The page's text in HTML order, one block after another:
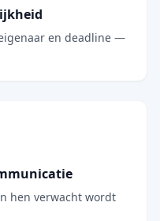
en deadline —
hen verwacht wordt